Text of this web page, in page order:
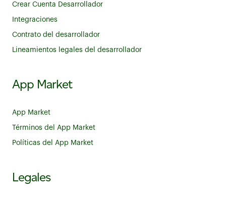
Crear Cuenta Desarrollador
Integraciones
Contrato del desarrollador
Lineamientos legales del desarrollador
App Market
App Market
Términos del App Market
Políticas del App Market
Legales